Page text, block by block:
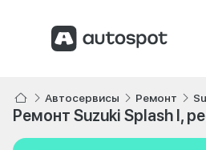
Автосервисы Ремонт
Ремонт Suzuki Splash I,